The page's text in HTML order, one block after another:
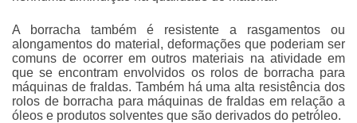
A borracha também é resistente a rasgamentos ou
alongamentos do material, deformações que poderiam ser
comuns de ocorrer em outros materiais na atividade em
que se encontram envolvidos os rolos de borracha para
máquinas de fraldas. Também há uma alta resistência dos
rolos de borracha para máquinas de fraldas em relação a
óleos e produtos solventes que são derivados do petróleo.